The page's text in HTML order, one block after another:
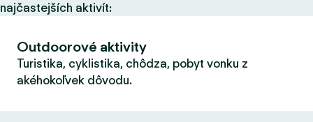
najčastejších aktivít:
Outdoorové aktivity
Turistika, cyklistika, chôdza, pobyt vonku z
akéhokoľvek dôvodu.